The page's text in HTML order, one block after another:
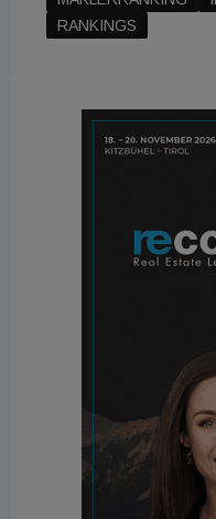
RANKINGS